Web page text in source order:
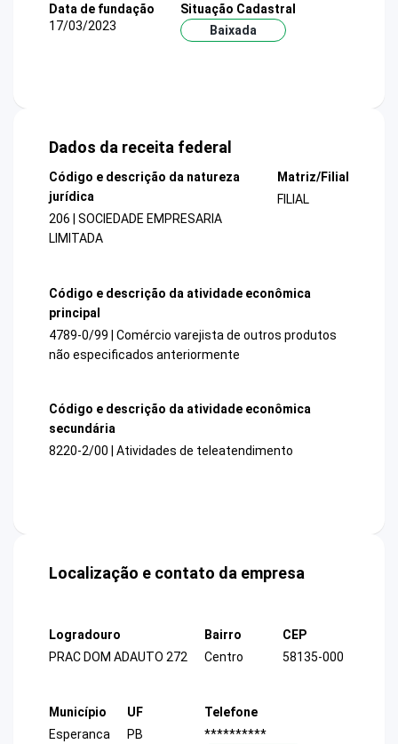
Data de fundação
17/03/2023
Situação Cadastral
Baixada
Dados da receita federal
Código e descrição da natureza
jurídica
206 | SOCIEDADE EMPRESARIA
LIMITADA
Matriz/Filial
FILIAL
Código e descrição da atividade econômica
principal
4789-0/99 | Comércio varejista de outros produtos
não especificados anteriormente
Código e descrição da atividade econômica
secundária
8220-2/00 | Atividades de teleatendimento
Localização e contato da empresa
Logradouro
PRAC DOM ADAUTO 272
Bairro
Centro
CEP
58135-000
Município
Esperanca
UF
PB
Telefone
**********